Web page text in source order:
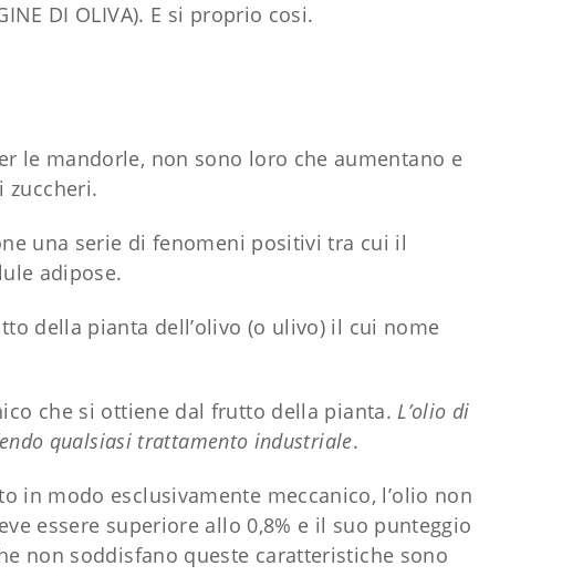
DI OLIVA). E si proprio cosi.
le mandorle, non sono loro che aumentano e
zuccheri.
una serie di fenomeni positivi tra cui il
adipose.
della pianta dell’olivo (o ulivo) il cui nome
che si ottiene dal frutto della pianta. L’olio di
qualsiasi trattamento industriale.
in modo esclusivamente meccanico, l’olio non
essere superiore allo 0,8% e il suo punteggio
non soddisfano queste caratteristiche sono